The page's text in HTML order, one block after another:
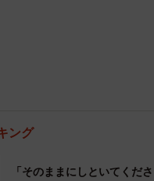
ング
「そのままにしといてくださ